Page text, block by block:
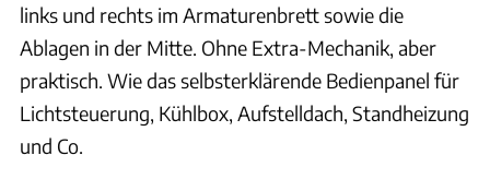
links und rechts im Armaturenbrett sowie die
Ablagen in der Mitte. Ohne Extra-Mechanik, aber
praktisch. Wie das selbsterklärende Bedienpanel für
Lichtsteuerung, Kühlbox, Aufstelldach, Standheizung
und Co.